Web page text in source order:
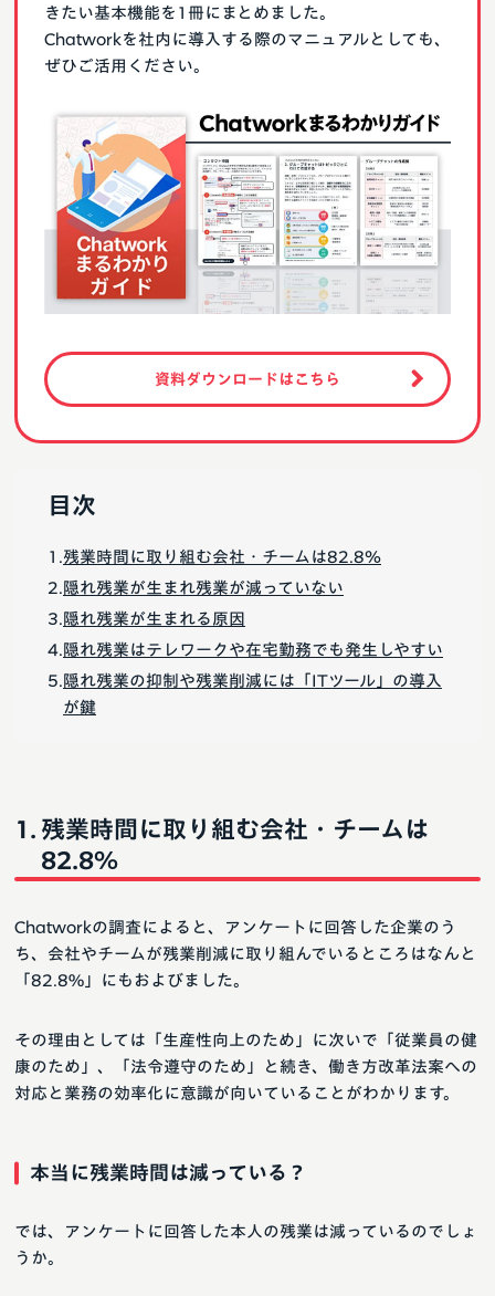
きたい基本機能を1冊にまとめました。
Chatworkを社内に導入する際のマニュアルとしても、
ぜひご活用ください。
資料ダウンロードはこちら
目次
残業時間に取り組む会社・チームは82.8％
隠れ残業が生まれ残業が減っていない
隠れ残業が生まれる原因
隠れ残業はテレワークや在宅勤務でも発生しやすい
隠れ残業の抑制や残業削減には「ITツール」の導入
が鍵
残業時間に取り組む会社・チームは
82.8％
Chatworkの調査によると、アンケートに回答した企業のう
ち、会社やチームが残業削減に取り組んでいるところはなんと
「82.8%」にもおよびました。
その理由としては「生産性向上のため」に次いで「従業員の健
康のため」、「法令遵守のため」と続き、働き方改革法案への
対応と業務の効率化に意識が向いていることがわかります。
本当に残業時間は減っている？
では、アンケートに回答した本人の残業は減っているのでしょ
うか。